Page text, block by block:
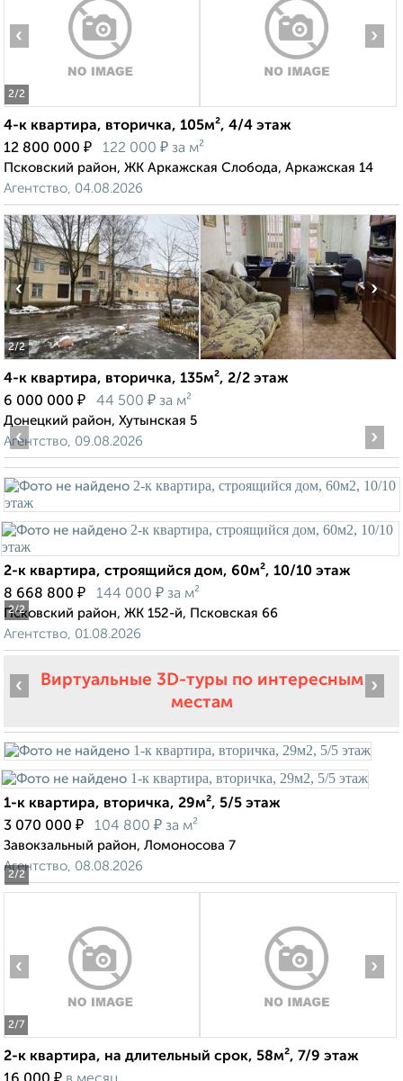
2/2
‹ ›
4-к квартира, вторичка, 105м², 4/4 этаж
12 800 000 ₽ 122 000 ₽ за м²
Псковский район, ЖК Аркажская Слобода, Аркажская 14
Агентство, 04.08.2026
2/2
‹ ›
4-к квартира, вторичка, 135м², 2/2 этаж
6 000 000 ₽ 44 500 ₽ за м²
Донецкий район, Хутынская 5
Агентство, 09.08.2026
2/2
‹ ›
2-к квартира, строящийся дом, 60м², 10/10 этаж
8 668 800 ₽ 144 000 ₽ за м²
Псковский район, ЖК 152-й, Псковская 66
Агентство, 01.08.2026
Виртуальные 3D-туры по интересным
местам
2/2
‹ ›
1-к квартира, вторичка, 29м², 5/5 этаж
3 070 000 ₽ 104 800 ₽ за м²
Завокзальный район, Ломоносова 7
Агентство, 08.08.2026
2/7
‹ ›
2-к квартира, на длительный срок, 58м², 7/9 этаж